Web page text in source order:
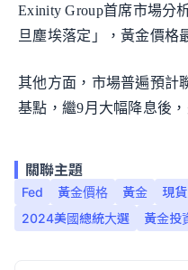
Exinity Group首席市場分
旦塵埃落定」，黃金價格
其他方面，市場普遍預計
基點，繼9月大幅降息後
關聯主題
Fed 黃金價格 黃金 現
2024美國總統大選
黃金投